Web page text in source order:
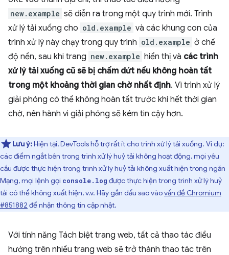
new.example sẽ diễn ra trong một quy trình mới. Trình
xử lý tải xuống cho old.example và các khung con của
trình xử lý này chạy trong quy trình old.example ở chế
độ nền, sau khi trang new.example hiển thị và các trình
xử lý tải xuống cũ sẽ bị chấm dứt nếu không hoàn tất
trong một khoảng thời gian chờ nhất định. Vì trình xử lý
giải phóng có thể không hoàn tất trước khi hết thời gian
chờ, nên hành vi giải phóng sẽ kém tin cậy hơn.
Lưu ý:Hiện tại, DevTools hỗ trợ rất ít cho trình xử lý tải xuống. Ví dụ:
các điểm ngắt bên trong trình xử lý huỷ tải không hoạt động, mọi yêu
cầu được thực hiện trong trình xử lý huỷ tải không xuất hiện trong ngăn
Mạng, mọi lệnh gọi console.log được thực hiện trong trình xử lý huỷ
tải có thể không xuất hiện, v.v. Hãy gắn dấu sao vàovấn đề Chromium
#851882 để nhận thông tin cập nhật.
Với tính năng Tách biệt trang web, tất cả thao tác điều
hướng trên nhiều trang web sẽ trở thành thao tác trên